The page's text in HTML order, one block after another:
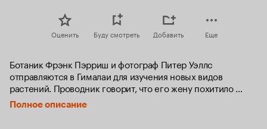
Оценить Буду смотреть Добавить Еще
Ботаник Фрэнк Пэрриш и фотограф Питер Уэллс
отправляются в Гималаи для изучения новых видов
растений. Проводник говорит, что его жену похитило
странное чудовище. Он умоляет Пэрриша отправиться на
поиски монстра, но ботаник отказывается верить в его
Полное описание